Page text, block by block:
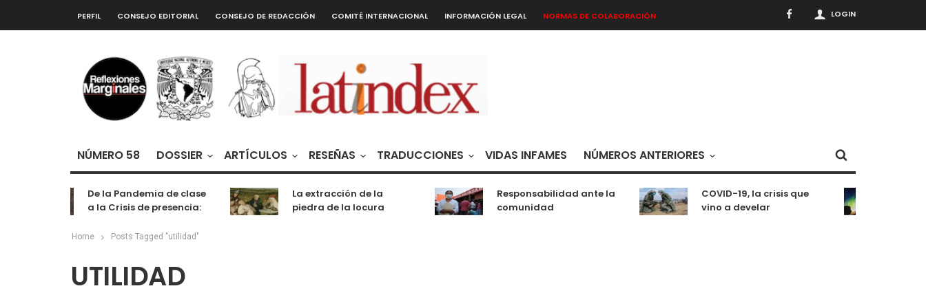
LOGIN
PERFIL CONSEJO EDITORIAL CONSEJO DE REDACCIÓN COMITÉ INTERNACIONAL INFORMACIÓN LEGAL NORMAS DE COLABORACIÓN
NÚMERO 58 DOSSIER ARTÍCULOS RESEÑAS TRADUCCIONES VIDAS INFAMES NÚMEROS ANTERIORES
De la Pandemia de clase
a la Crisis de presencia:
entretenimiento
La extracción de la
piedra de la locura
Responsabilidad ante la
comunidad
COVID-19, la crisis que
vino a develar
Home Posts Tagged "utilidad"
UTILIDAD